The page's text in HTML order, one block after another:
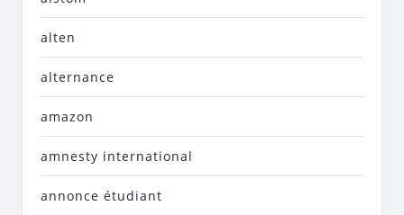
alten
alternance
amazon
amnesty international
annonce étudiant